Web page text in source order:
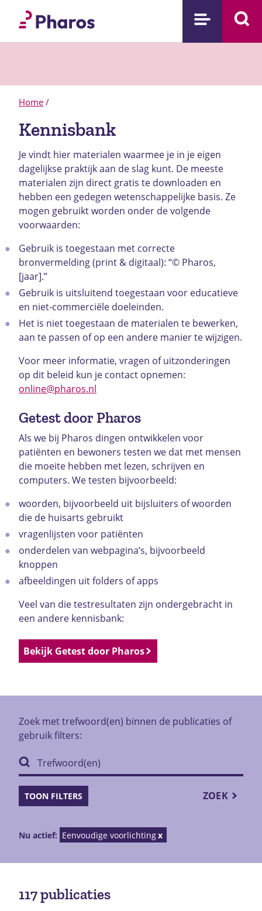
Home /
Kennisbank
Je vindt hier materialen waarmee je in je eigen
dagelijkse praktijk aan de slag kunt. De meeste
materialen zijn direct gratis te downloaden en
hebben een gedegen wetenschappelijke basis. Ze
mogen gebruikt worden onder de volgende
voorwaarden:
Gebruik is toegestaan met correcte
bronvermelding (print & digitaal): “© Pharos,
[jaar].”
Gebruik is uitsluitend toegestaan voor educatieve
en niet-commerciële doeleinden.
Het is niet toegestaan de materialen te bewerken,
aan te passen of op een andere manier te wijzigen.
Voor meer informatie, vragen of uitzonderingen
op dit beleid kun je contact opnemen:
online@pharos.nl
Getest door Pharos
Als we bij Pharos dingen ontwikkelen voor
patiënten en bewoners testen we dat met mensen
die moeite hebben met lezen, schrijven en
computers. We testen bijvoorbeeld:
woorden, bijvoorbeeld uit bijsluiters of woorden
die de huisarts gebruikt
vragenlijsten voor patiënten
onderdelen van webpagina’s, bijvoorbeeld
knoppen
afbeeldingen uit folders of apps
Veel van die testresultaten zijn ondergebracht in
een andere kennisbank:
Bekijk Getest door Pharos
Zoek met trefwoord(en) binnen de publicaties of
gebruik filters:
ZOEK
TOON FILTERS
Nu actief: Eenvoudige voorlichting
117 publicaties